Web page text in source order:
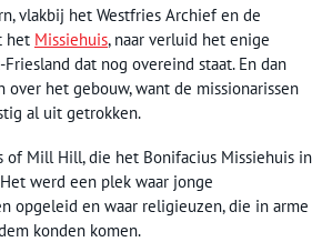
vlakbij het Westfries Archief en de
het Missiehuis, naar verluid het enige
dat nog overeind staat. En dan
over het gebouw, want de missionarissen
al uit getrokken.
of Mill Hill, die het Bonifacius Missiehuis in
werd een plek waar jonge
opgeleid en waar religieuzen, die in arme
konden komen.